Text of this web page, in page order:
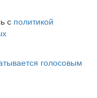
с политикой
голосовым